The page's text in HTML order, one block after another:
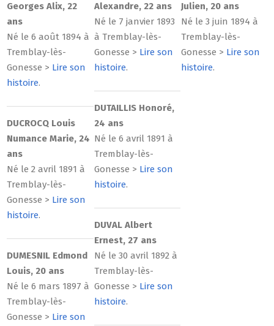
Georges Alix, 22
ans
Né le 6 août 1894 à
Tremblay-lès-
Gonesse > Lire son
histoire.
DUCROCQ Louis
Numance Marie, 24
ans
Né le 2 avril 1891 à
Tremblay-lès-
Gonesse > Lire son
histoire.
DUMESNIL Edmond
Louis, 20 ans
Né le 6 mars 1897 à
Tremblay-lès-
Gonesse > Lire son
Alexandre, 22 ans
Né le 7 janvier 1893
à Tremblay-lès-
Gonesse > Lire son
histoire.
DUTAILLIS Honoré,
24 ans
Né le 6 avril 1891 à
Tremblay-lès-
Gonesse > Lire son
histoire.
DUVAL Albert
Ernest, 27 ans
Né le 30 avril 1892 à
Tremblay-lès-
Gonesse > Lire son
histoire.
Julien, 20 ans
Né le 3 juin 1894 à
Tremblay-lès-
Gonesse > Lire son
histoire.